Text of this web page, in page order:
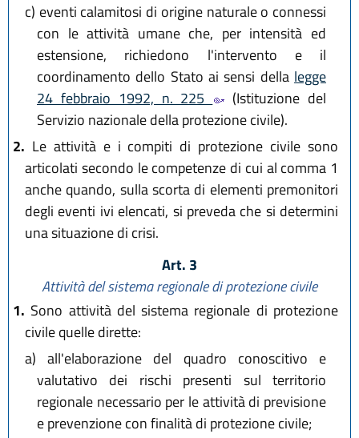
c) eventi calamitosi di origine naturale o connessi
con le attività umane che, per intensità ed
estensione, richiedono l'intervento e il
coordinamento dello Stato ai sensi della legge
24 febbraio 1992, n. 225
(Istituzione del
Servizio nazionale della protezione civile).
2. Le attività e i compiti di protezione civile sono
articolati secondo le competenze di cui al comma 1
anche quando, sulla scorta di elementi premonitori
degli eventi ivi elencati, si preveda che si determini
una situazione di crisi.
Art. 3
Attività del sistema regionale di protezione civile
1. Sono attività del sistema regionale di protezione
civile quelle dirette:
a) all'elaborazione del quadro conoscitivo e
valutativo dei rischi presenti sul territorio
regionale necessario per le attività di previsione
e prevenzione con finalità di protezione civile;